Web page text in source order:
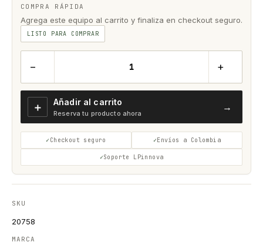
COMPRA RÁPIDA
Agrega este equipo al carrito y finaliza en checkout seguro.
LISTO PARA COMPRAR
− +
＋ Añadir al carrito
Reserva tu producto ahora
→
Checkout seguro Envíos a Colombia
Soporte LPinnova
SKU
20758
MARCA